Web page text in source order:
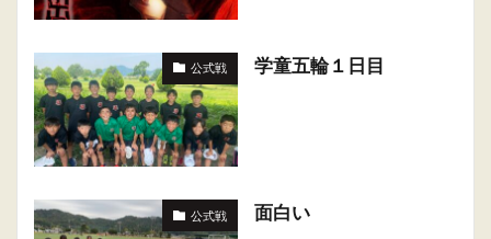
公式戦 学童五輪１日目
公式戦 面白い